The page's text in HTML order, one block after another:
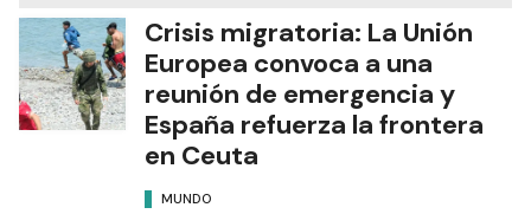
Crisis migratoria: La Unión
Europea convoca a una
reunión de emergencia y
España refuerza la frontera
en Ceuta
MUNDO